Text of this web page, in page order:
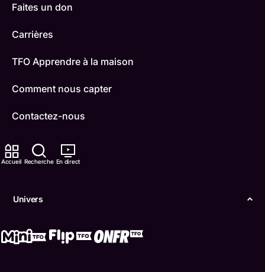
Accueil Recherche En direct
Univers
Faites un don
Carrières
TFO Apprendre à la maison
Comment nous capter
Contactez-nous
ONFR
Boukili